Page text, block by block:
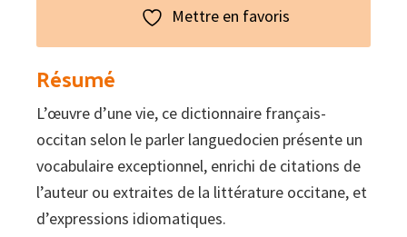
segon
lo
lengadocian
Tòme
VII
T-
U-
Mettre en favoris
Résumé
L’œuvre d’une vie, ce dictionnaire français-
occitan selon le parler languedocien présente un
vocabulaire exceptionnel, enrichi de citations de
l’auteur ou extraites de la littérature occitane, et
d’expressions idiomatiques.